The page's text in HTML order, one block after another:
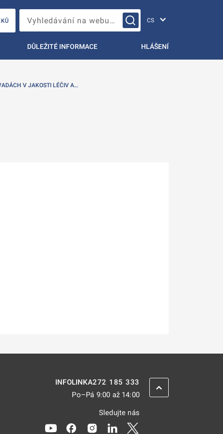
Vyhledávání na webu…
DŮLEŽITÉ INFORMACE HLÁŠENÍ
V JAKOSTI LÉČIV A…
INFOLINKA272 185 333
Po–Pá 9:00 až 14:00
Sledujte nás
Odkaz se otevře na nové kartě
Odkaz se otevře na nové kartě
Odkaz se otevře na nové kartě
Odkaz se otevře na nové
ZPĚT NAHORU